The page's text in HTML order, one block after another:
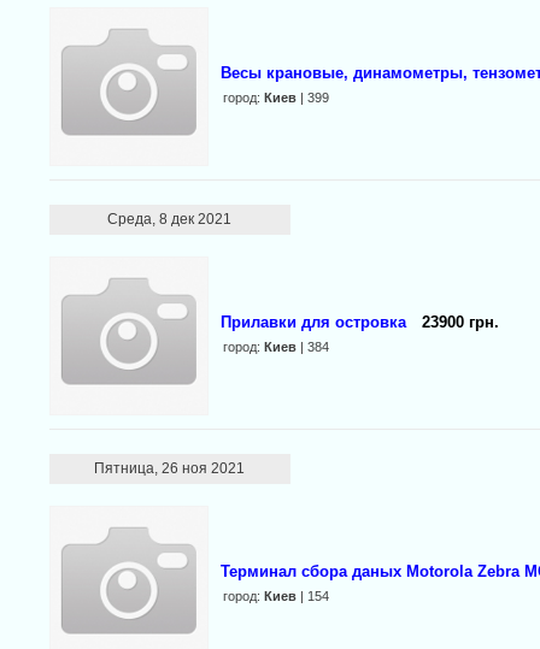
Весы крановые, динамометры,
город: Киев| 399
Среда, 8 дек 2021
Прилавки для островка 23900 грн.
город: Киев| 384
Пятница, 26 ноя 2021
Терминал сбора даных Motorola Zebra
город: Киев| 154